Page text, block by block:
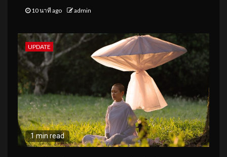
10 นาที ago admin
UPDATE
1 min read